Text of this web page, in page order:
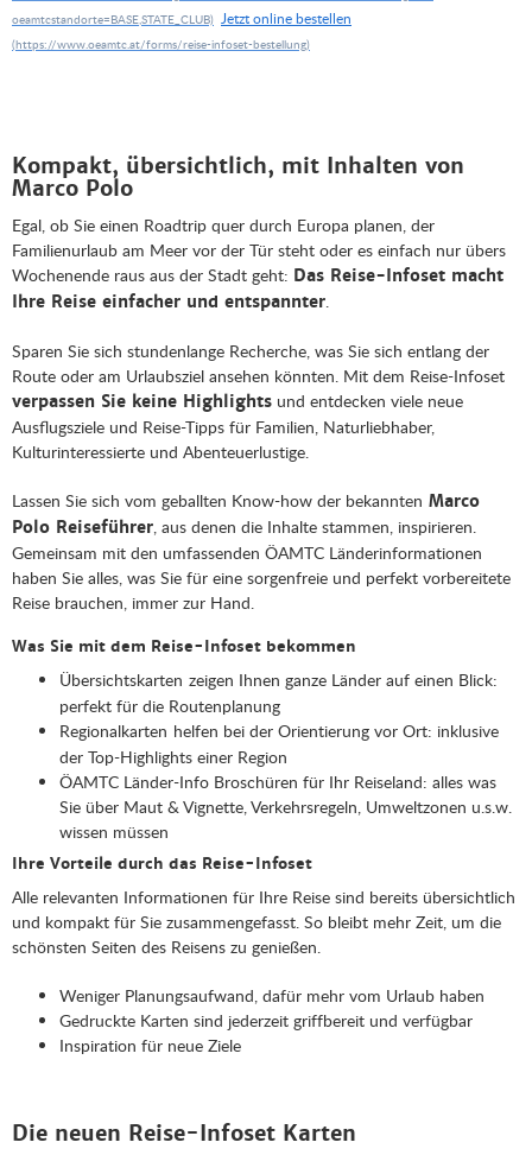
Jetzt online bestellen
Kompakt, übersichtlich, mit Inhalten von
Marco Polo
Egal, ob Sie einen Roadtrip quer durch Europa planen, der
Familienurlaub am Meer vor der Tür steht oder es einfach nur übers
Wochenende raus aus der Stadt geht: Das Reise-Infoset macht
Ihre Reise einfacher und entspannter.
Sparen Sie sich stundenlange Recherche, was Sie sich entlang der
Route oder am Urlaubsziel ansehen könnten. Mit dem Reise-Infoset
verpassen Sie keine Highlights und entdecken viele neue
Ausflugsziele und Reise-Tipps für Familien, Naturliebhaber,
Kulturinteressierte und Abenteuerlustige.
Lassen Sie sich vom geballten Know-how der bekannten Marco
Polo Reiseführer, aus denen die Inhalte stammen, inspirieren.
Gemeinsam mit den umfassenden ÖAMTC Länderinformationen
haben Sie alles, was Sie für eine sorgenfreie und perfekt vorbereitete
Reise brauchen, immer zur Hand.
Was Sie mit dem Reise-Infoset bekommen
Übersichtskarten zeigen Ihnen ganze Länder auf einen Blick:
perfekt für die Routenplanung
Regionalkarten helfen bei der Orientierung vor Ort: inklusive
der Top-Highlights einer Region
ÖAMTC Länder-Info Broschüren für Ihr Reiseland: alles was
Sie über Maut & Vignette, Verkehrsregeln, Umweltzonen u.s.w.
wissen müssen
Ihre Vorteile durch das Reise-Infoset
Alle relevanten Informationen für Ihre Reise sind bereits übersichtlich
und kompakt für Sie zusammengefasst. So bleibt mehr Zeit, um die
schönsten Seiten des Reisens zu genießen.
Weniger Planungsaufwand, dafür mehr vom Urlaub haben
Gedruckte Karten sind jederzeit griffbereit und verfügbar
Inspiration für neue Ziele
Die neuen Reise-Infoset Karten